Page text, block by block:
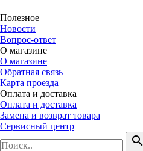
Полезное
Новости
Вопрос-ответ
О магазине
О магазине
Обратная связь
Карта проезда
Оплата и доставка
Оплата и доставка
Замена и возврат товара
Сервисный центр
search